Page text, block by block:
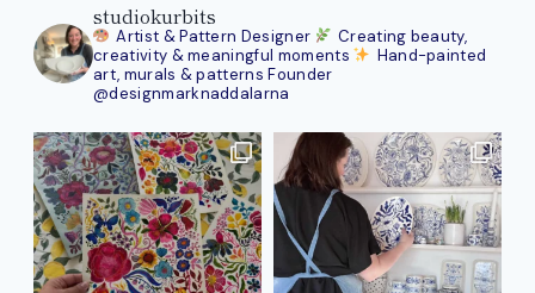
studiokurbits
Artist & Pattern Designer
Creating beauty,
creativity & meaningful moments
Hand-painted
art, murals & patterns Founder
@designmarknaddalarna